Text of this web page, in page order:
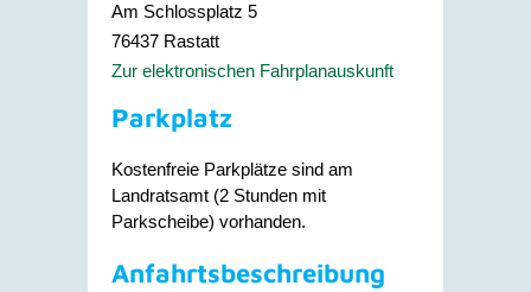
Am Schlossplatz 5
76437 Rastatt
Zur elektronischen Fahrplanauskunft
Parkplatz
Kostenfreie Parkplätze sind am
Landratsamt (2 Stunden mit
Parkscheibe) vorhanden.
Anfahrtsbeschreibung